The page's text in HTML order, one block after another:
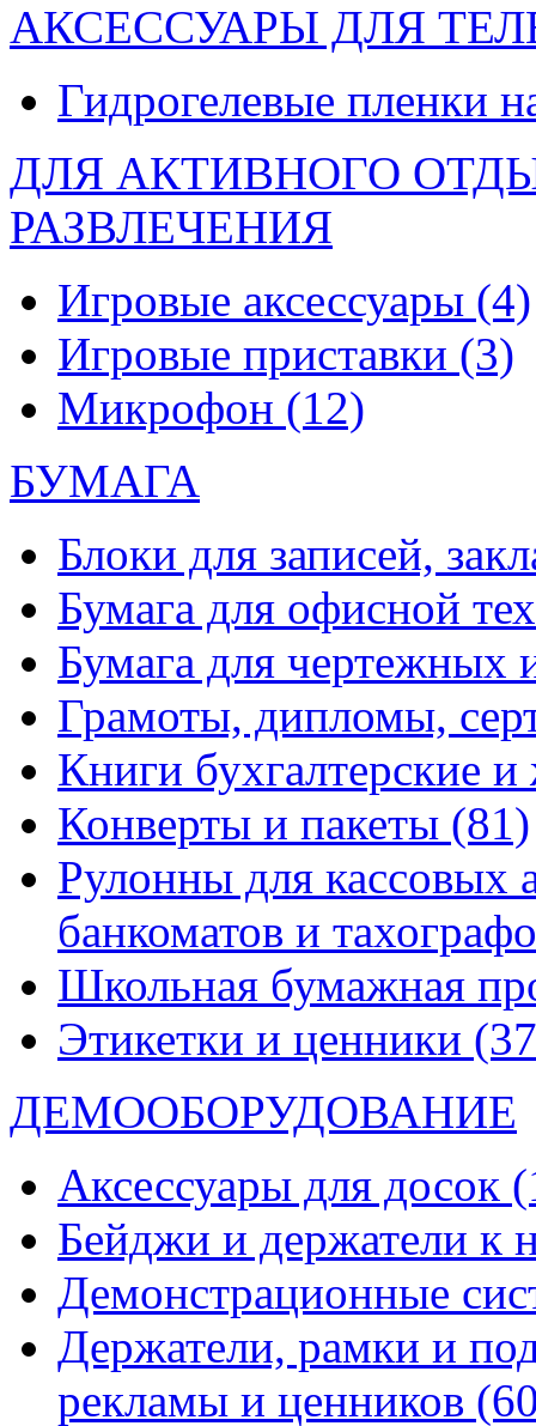
АКСЕССУАРЫ ДЛЯ
Гидрогелевые пленки
ДЛЯ АКТИВНОГО
РАЗВЛЕЧЕНИЯ
Игровые аксессуары (4)
Игровые приставки (3)
Микрофон (12)
БУМАГА
Блоки для записей,
Бумага для офисной
Бумага для чертежных
Грамоты, дипломы,
Книги бухгалтерские
Конверты и пакеты (81)
Рулонны для кассовых
банкоматов и
Школьная бумажная
Этикетки и ценники
ДЕМООБОРУДОВАНИЕ
Аксессуары для досок
Бейджи и держатели к
Демонстрационные
Держатели, рамки и
рекламы и ценников